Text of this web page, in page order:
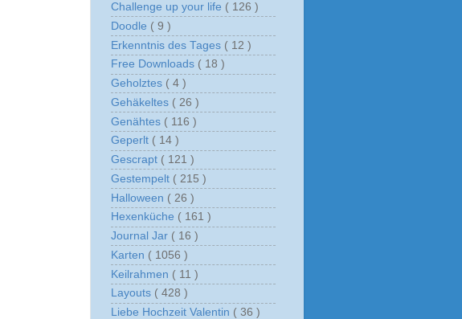
Challenge up your life ( 126 )
Doodle ( 9 )
Erkenntnis des Tages ( 12 )
Free Downloads ( 18 )
Geholztes ( 4 )
Gehäkeltes ( 26 )
Genähtes ( 116 )
Geperlt ( 14 )
Gescrapt ( 121 )
Gestempelt ( 215 )
Halloween ( 26 )
Hexenküche ( 161 )
Journal Jar ( 16 )
Karten ( 1056 )
Keilrahmen ( 11 )
Layouts ( 428 )
Liebe Hochzeit Valentin ( 36 )